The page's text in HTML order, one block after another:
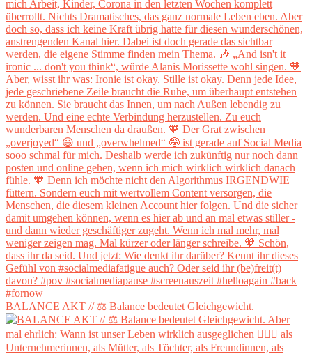
BALANCE AKT // ⚖️ Balance bedeutet Gleichgewicht.